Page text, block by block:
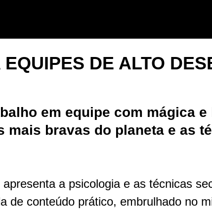
DE ALTO
em equipe com mágica
mais bravas do planeta e as
a psicologia e as técnicas
de conteúdo prático, embrulhado no